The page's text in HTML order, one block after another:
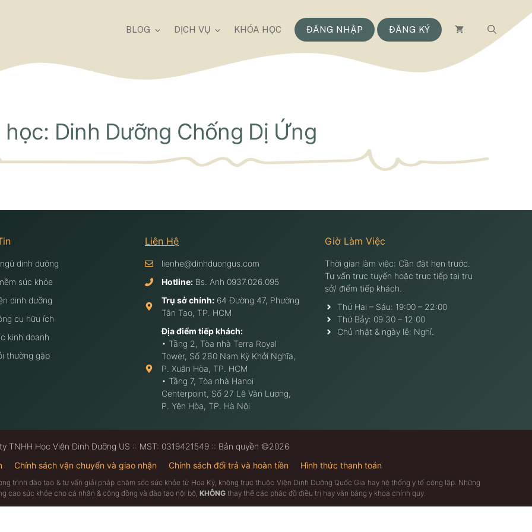
BLOG DỊCH VỤ KHÓA HỌC ĐĂNG NHẬP ĐĂNG KÝ
học: Dinh Dưỡng Chống Dị Ứng
dinh dưỡng
sức khỏe
dinh dưỡng
cụ hữu ích
kinh doanh
thường gặp
Liên Hệ
lienhe@dinhduongus.com
Hotline: Bs. Anh 0937.026.095
Trụ sở chính: 64 Đường 47, Phường
Tân Tạo, TP. HCM
Địa điểm tiếp khách:
• Tầng 2, Tòa nhà Terra Royal
Tower, Số 280 Nam Kỳ Khởi Nghĩa,
P. Xuân Hòa, TP. HCM
• Tầng 7, Tòa nhà Hanoi
Centerpoint, Số 27 Lê Văn Lương,
P. Yên Hòa, TP. Hà Nội
Giờ Làm Việc
Thời gian làm việc: Cần đặt hẹn trước.
Tư vấn trực tuyến hoặc trực tiếp tại trụ
sở/ điểm tiếp khách.
Thứ Hai – Sáu: 19:00 – 22:00
Thứ Bảy: 09:30 – 12:00
Chủ nhật & ngày lễ: Nghỉ.
TNHH Học Viện Dinh Dưỡng US :: MST: 0319421549 :: Bản quyền ©2026
Chính sách vận chuyển và giao nhận Chính sách đổi trả và hoàn tiền Hình thức thanh toán
trình đào tạo & tư vấn giải pháp chăm sóc sức khỏe từ Hoa Kỳ, không trực thuộc Viện Dinh Dưỡng Quốc Gia hay hệ thống y tế công lập. Những
cao sức khỏe cho cá nhân & cộng đồng và đào tạo nội bộ, KHÔNG thay thế các phác đồ điều trị hay văn bằng y khoa chính quy.